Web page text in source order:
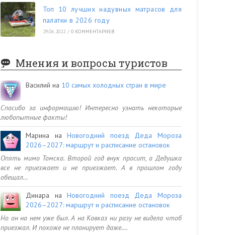
Топ 10 лучших надувных матрасов для
палатки в 2026 году
29.06.2022 / 0 КОММЕНТАРИЕВ
Мнения и вопросы туристов
Василий на 10 самых холодных стран в мире
Спасибо за информацию! Интересно узнать некоторые
любопытные факты!
Марина наНовогодний поезд Деда Мороза
2026–2027: маршрут и расписание остановок
Опять мимо Томска. Второй год внук просит, а Дедушка
все не приезжает и не приезжает. А в прошлом году
обещал…
Динара наНовогодний поезд Деда Мороза
2026–2027: маршрут и расписание остановок
Но он на нем уже был. А на Кавказ ни разу не видела чтоб
приезжал. И похоже не планирует даже.…